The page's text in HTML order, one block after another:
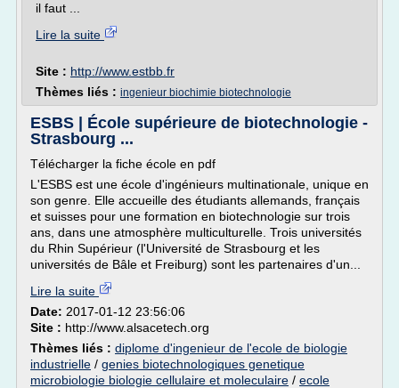
il faut ...
Lire la suite
Site : http://www.estbb.fr
Thèmes liés : ingenieur biochimie biotechnologie
ESBS | École supérieure de biotechnologie -
Strasbourg ...
Télécharger la fiche école en pdf
L'ESBS est une école d'ingénieurs multinationale, unique en
son genre. Elle accueille des étudiants allemands, français
et suisses pour une formation en biotechnologie sur trois
ans, dans une atmosphère multiculturelle. Trois universités
du Rhin Supérieur (l'Université de Strasbourg et les
universités de Bâle et Freiburg) sont les partenaires d'un...
Lire la suite
Date: 2017-01-12 23:56:06
Site : http://www.alsacetech.org
Thèmes liés : diplome d'ingenieur de l'ecole de biologie
industrielle / genies biotechnologiques genetique
microbiologie biologie cellulaire et moleculaire / ecole